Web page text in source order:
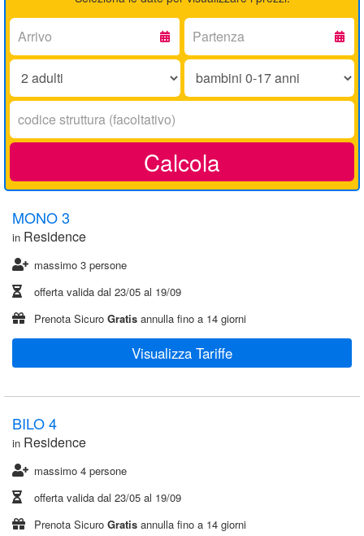
Arrivo:
Partenza:
Adulti:
Bambini
17
Codice
struttura:
Calcola
MONO 3
in Residence
massimo 3 persone
offerta valida dal 23/05 al 19/09
Prenota Sicuro Gratis annulla fino a 14 giorni
Visualizza Tariffe
BILO 4
in Residence
massimo 4 persone
offerta valida dal 23/05 al 19/09
Prenota Sicuro Gratis annulla fino a 14 giorni